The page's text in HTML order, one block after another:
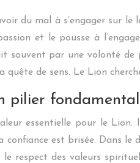
du mal à s’engager sur
et le pousse à
souvent par une volonté de
quête de sens. Le Lion
pilier
essentielle pour le
confiance est brisée. Dans
le respect des valeurs